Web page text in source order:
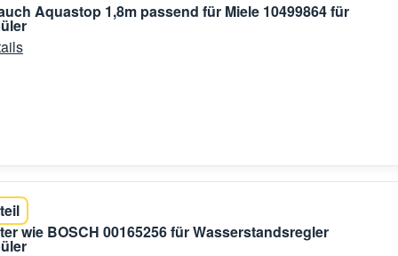
Aquastop 1,8m passend für Miele 10499864 für
wie BOSCH 00165256 für Wasserstandsregler